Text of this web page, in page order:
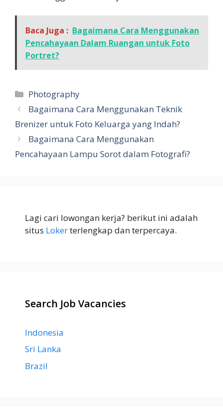
Baca Juga : Bagaimana Cara Menggunakan
Pencahayaan Dalam Ruangan untuk Foto
Portret?
Kategori
Photography
Bagaimana Cara Menggunakan Teknik
Brenizer untuk Foto Keluarga yang Indah?
Bagaimana Cara Menggunakan
Pencahayaan Lampu Sorot dalam Fotografi?
Lagi cari lowongan kerja? berikut ini adalah
situs Lokerterlengkap dan terpercaya.
Search Job Vacancies
Indonesia
Sri Lanka
Brazil